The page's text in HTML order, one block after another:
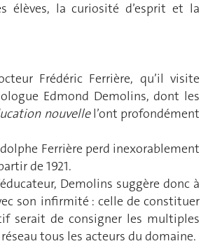
la curiosité d’esprit et la
Frédéric Ferrière, qu’il visite
Edmond Demolins, dont les
nouvellel’ont profondément
Ferrière perd inexorablement
de 1921.
Demolins suggère donc à
son infirmité : celle de constituer
serait de consigner les multiples
tous les acteurs du domaine.